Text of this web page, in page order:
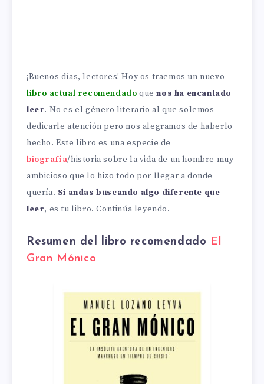
¡Buenos días, lectores! Hoy os traemos un nuevo
libro actual recomendado quenos ha encantado
leer. No es el género literario al que solemos
dedicarle atención pero nos alegramos de haberlo
hecho. Este libro es una especie de
biografía/historia sobre la vida de un hombre muy
ambicioso que lo hizo todo por llegar a donde
quería. Si andas buscando algo diferente que
leer, es tu libro. Continúa leyendo.
Resumen del libro recomendado
El
Gran Mónico